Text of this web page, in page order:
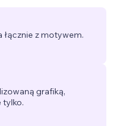
z motywem.
grafiką,
tylko.